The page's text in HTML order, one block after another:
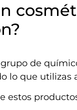
de
lo que utilizas
estos